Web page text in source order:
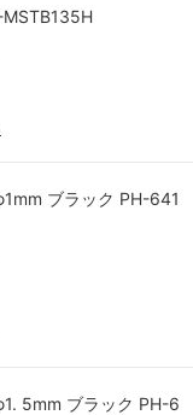
MSTB135H
ブラック PH-641
5mm ブラック PH-6